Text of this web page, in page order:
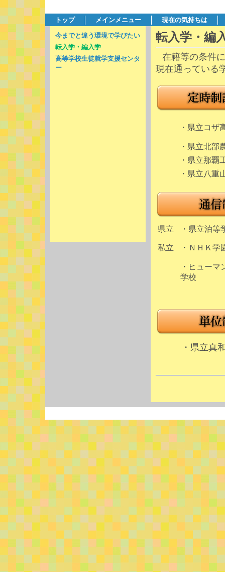
トップ メインメニュー 現在の気持ちは
今までと違う環境で学びたい
転入学・編入学
高等学校生徒就学支援センタ
ー
転入学・編
在籍等の条件
現在通っている
・県立コザ
・県立北部
・県立那覇
・県立八重
県立 ・県立泊等
私立 ・ＮＨＫ学
・ヒューマ
学校
・県立真